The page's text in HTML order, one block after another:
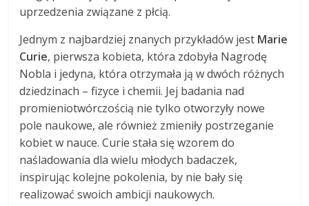
uprzedzenia związane z płcią.
Jednym z najbardziej znanych przykładów jest Marie
Curie, pierwsza kobieta, która zdobyła Nagrodę
Nobla i jedyna, która otrzymała ją w dwóch różnych
dziedzinach – fizyce i chemii. Jej badania nad
promieniotwórczością nie tylko otworzyły nowe
pole naukowe, ale również zmieniły postrzeganie
kobiet w nauce. Curie stała się wzorem do
naśladowania dla wielu młodych badaczek,
inspirując kolejne pokolenia, by nie bały się
realizować swoich ambicji naukowych.